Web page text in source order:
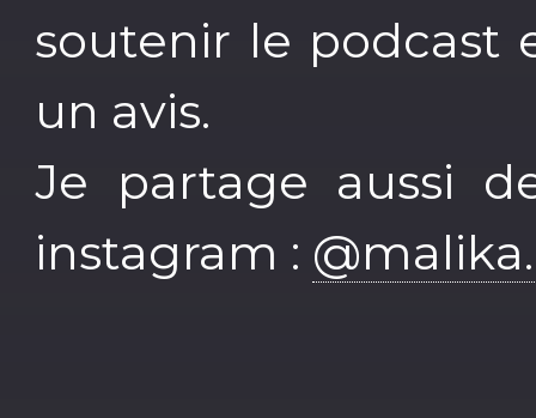
soutenir le podcast
un avis.
Je partage aussi
instagram :